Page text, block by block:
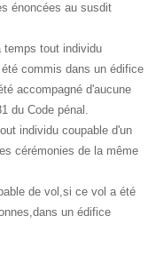
énoncées au susdit
temps tout individu
commis dans un édifice
accompagné d'aucune
du Code pénal.
individu coupable d'un
cérémonies de la même
de vol,si ce vol a été
un édifice